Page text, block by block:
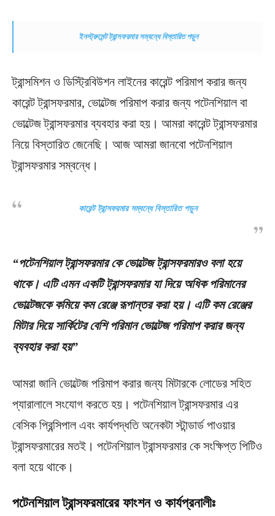
ইনস্ট্রুমেন্ট ট্রান্সফরমার সম্বন্ধে বিস্তারিত পড়ুন
ট্রান্সমিশন ও ডিস্ট্রিবিউশন লাইনের কারেন্ট পরিমাপ করার জন্য
কারেন্ট ট্রান্সফরমার, ভোল্টেজ পরিমাপ করার জন্য পটেনশিয়াল বা
ভোল্টেজ ট্রান্সফরমার ব্যবহার করা হয়। আমরা কারেন্ট ট্রান্সফরমার
নিয়ে বিস্তারিত জেনেছি। আজ আমরা জানবো পটেনশিয়াল
ট্রান্সফরমার সম্বন্ধে।
কারেন্ট ট্রান্সফরমার সম্বন্ধে বিস্তারিত পড়ুন
“পটেনশিয়াল ট্রান্সফরমার কে ভোল্টেজ ট্রান্সফরমারও বলা হয়ে
থাকে। এটি এমন একটি ট্রান্সফরমার যা দিয়ে অধিক পরিমানের
ভোল্টেজকে কমিয়ে কম রেঞ্জে রূপান্তর করা হয়। এটি কম রেঞ্জের
মিটার দিয়ে সার্কিটের বেশি পরিমান ভোল্টেজ পরিমাপ করার জন্য
ব্যবহার করা হয়”
আমরা জানি ভোল্টেজ পরিমাপ করার জন্য মিটারকে লোডের সহিত
প্যারালালে সংযোগ করতে হয়। পটেনশিয়াল ট্রান্সফরমার এর
বেসিক প্রিন্সিপাল এবং কার্যপদ্ধতি অনেকটা স্টান্ডার্ড পাওয়ার
ট্রান্সফরমারের মতই। পটেনশিয়াল ট্রান্সফরমার কে সংক্ষিপ্ত পিটিও
বলা হয়ে থাকে।
পটেনশিয়াল ট্রান্সফরমারের ফাংশন ও কার্যপ্রনালীঃ